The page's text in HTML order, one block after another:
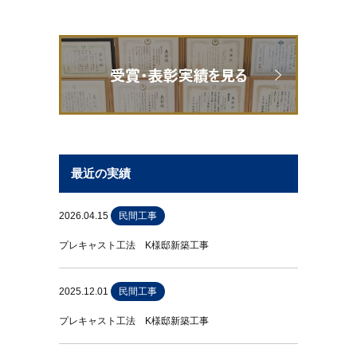
最近の実績
2026.04.15 民間工事
プレキャスト工法 K様邸新築工事
2025.12.01 民間工事
プレキャスト工法 K様邸新築工事